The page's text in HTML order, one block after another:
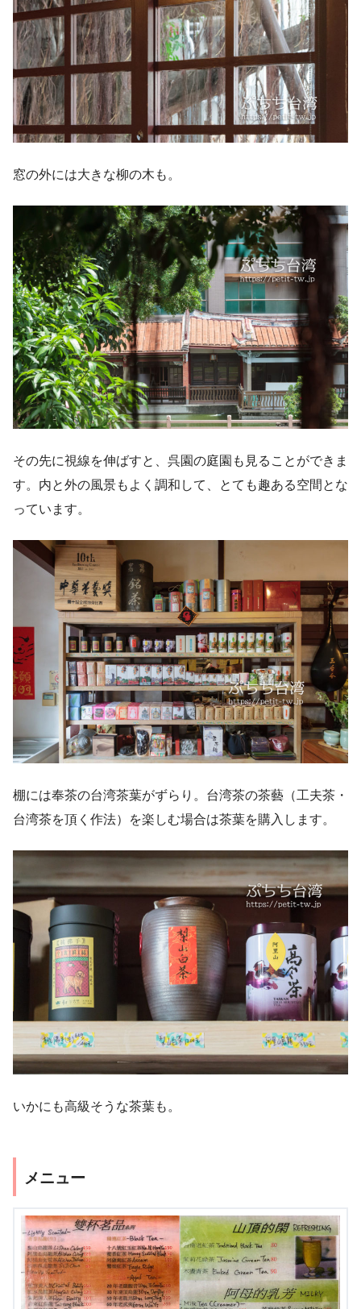
窓の外には大きな柳の木も。
その先に視線を伸ばすと、呉園の庭園も見ることができま
す。内と外の風景もよく調和して、とても趣ある空間とな
っています。
棚には奉茶の台湾茶葉がずらり。台湾茶の茶藝（工夫茶・
台湾茶を頂く作法）を楽しむ場合は茶葉を購入します。
いかにも高級そうな茶葉も。
メニュー